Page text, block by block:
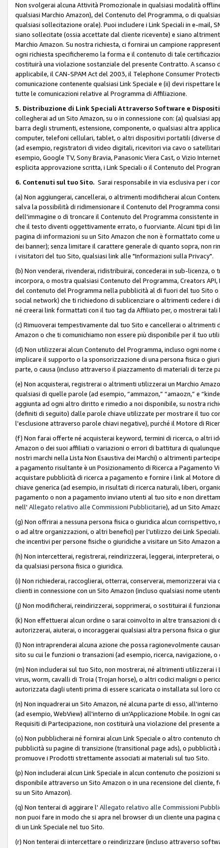
Non svolgerai alcuna Attività Promozionale in qualsiasi modalità
qualsiasi Marchio Amazon), del Contenuto del Programma, o di
qualsiasi sollecitazione orale). Puoi includere i Link Speciali in e-mail,
siano sollecitate (ossia accettate dal cliente ricevente) e siano
Marchio Amazon. Su nostra richiesta, ci fornirai un campione
ogni richiesta specificheremo la forma e il contenuto di tale
costituirà una violazione sostanziale del presente Contratto. A
applicabile, il CAN-SPAM Act del 2003, il Telephone Consumer
comunicazione contenente qualsiasi Link Speciale e (ii) devi
tutte le comunicazioni relative al Programma di Affiliazione.
5. Distribuzione di Link Speciali Attraverso Software e
collegherai ad un Sito Amazon, su o in connessione con: (a)
barra degli strumenti, estensione, componente, o qualsiasi altra
computer, telefoni cellulari, tablet, o altri dispositivi portatili (diverse
(ad esempio, registratori di video digitali, ricevitori via cavo o
esempio, Google TV, Sony Bravia, Panasonic Viera Cast, o Vizio
esplicita approvazione scritta, i Link Speciali o il Contenuto del
6. Contenuti sul tuo Sito. Sarai responsabile in via esclusiva per i
(a) Non aggiungerai, cancellerai, o altrimenti modificherai alcun
salva la possibilità di ridimensionare il Contenuto del Programma
dell'immagine o di troncare il Contenuto del Programma consistente
che il testo diventi oggettivamente errato, o fuorviante. Alcuni tipi di
pagina di informazioni su un Sito Amazon che non è formattato
dei banner); senza limitare il carattere generale di quanto sopra, non
i visitatori del tuo Sito, qualsiasi link alle "Informazioni sulla Privacy".
(b) Non venderai, rivenderai, ridistribuirai, concederai in sub-licenza,
incorpora, o mostra qualsiasi Contenuto del Programma, Creators
del contenuto del Programma nella pubblicità al di fuori del tuo Sito
social network) che ti richiedono di sublicenziare o altrimenti cedere i
né creerai link formattati con il tuo tag da Affiliato per, o mostrerai tali
(c) Rimuoverai tempestivamente dal tuo Sito e cancellerai o
Amazon o che ti comunichiamo non essere più disponibile per il tuo
(d) Non utilizzerai alcun Contenuto del Programma, incluso ogni
implicare il supporto o la sponsorizzazione di una persona fisica o
parte, o causa (incluso attraverso il piazzamento di materiali di terze
(e) Non acquisterai, registrerai o altrimenti utilizzerai un Marchio
qualsiasi di quelle parole (ad esempio, “ammazon,” “amaozn,” e
aggiunta ad ogni altro diritto e rimedio a noi disponibile, su nostra
(definiti di seguito) dalle parole chiave utilizzate per mostrare il tuo
l'esclusione attraverso parole chiavi negative), purché il Motore di
(f) Non farai offerte né acquisterai keyword, termini di ricerca, o altri
Amazon o dei suoi affiliati o variazioni o errori di battitura di
nostri marchi nella Lista Non Esaustiva dei Marchi) o altrimenti
a pagamento risultante è un Posizionamento di Ricerca a Pagamento
acquistare pubblicità di ricerca a pagamento e fornire i link al Motore
chiave generica (ad esempio, in risultati di ricerca naturali, liberi,
pagamento o non a pagamento inviano utenti al tuo sito e non
nell' Allegato relativo alle Commissioni Pubblicitarie), ad un Sito
(g) Non offrirai a nessuna persona fisica o giuridica alcun
o ad altre organizzazioni, o altri benefici) per l'utilizzo dei Link
che incentivi per persone fisiche o giuridiche a visitare un Sito
(h) Non intercetterai, registrerai, reindirizzerai, leggerai,
da qualsiasi persona fisica o giuridica.
(i) Non richiederai, raccoglierai, otterrai, conserverai, memorizzerai
clienti in connessione con un Sito Amazon (incluso qualsiasi nome
(j) Non modificherai, reindirizzerai, sopprimerai, o sostituirai il
(k) Non effettuerai alcun ordine o sarai coinvolto in altre transazioni
autorizzerai, aiuterai, o incoraggerai qualsiasi altra persona fisica o
(l) Non intraprenderai alcuna azione che possa ragionevolmente
sito su cui le funzioni o transazioni (ad esempio, ricerca, navigazione,
(m) Non includerai sul tuo Sito, non mostrerai, né altrimenti utilizzerai
virus, worm, cavalli di Troia (Trojan horse), o altri codici maligni o
autorizzata dagli utenti prima di essere scaricata o installata sul loro
(n) Non inquadrerai un Sito Amazon, né alcuna parte di esso,
(ad esempio, WebView) all'interno di un'Applicazione Mobile. In ogni
Requisiti di Partecipazione, non costituirà una violazione del presente
(o) Non pubblicherai né fornirai alcun Link Speciale o altro contenuto
pubblicità su pagine di transizione (transitional page ads), o
promuove i Prodotti strettamente associati ai materiali sul tuo Sito.
(p) Non includerai alcun Link Speciale in alcun contenuto che
disponibile attraverso un Sito Amazon o in una recensione del
su un Sito Amazon).
(q) Non tenterai di aggirare l' Allegato relativo alle Commissioni
non puoi fare in modo che si apra nel browser di un cliente una
di un Link Speciale nel tuo Sito.
(r) Non tenterai di intercettare o reindirizzare (incluso attraverso